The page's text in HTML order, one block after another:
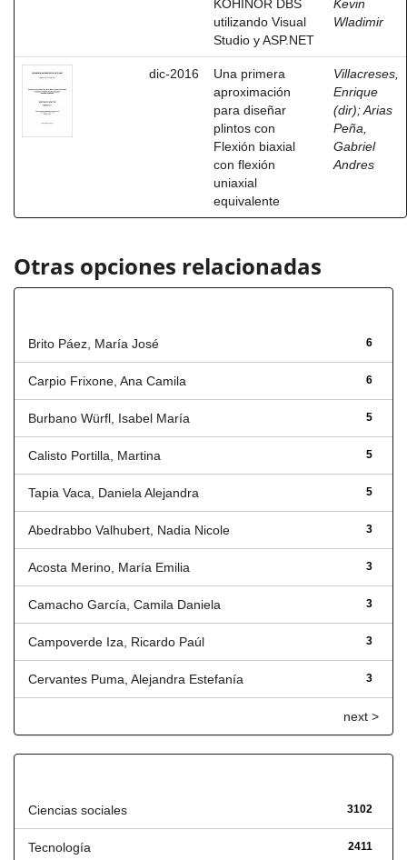
KOHINOR DBS
utilizando Visual
Studio y ASP.NET
Kevin
Wladimir
dic-2016
Una primera
aproximación
para diseñar
plintos con
Flexión biaxial
con flexión
uniaxial
equivalente
Villacreses,
Enrique
(dir);Arias
Peña,
Gabriel
Andres
Otras opciones relacionadas
6
Brito Páez, María José
6
Carpio Frixone, Ana Camila
5
Burbano Würfl, Isabel María
5
Calisto Portilla, Martina
5
Tapia Vaca, Daniela Alejandra
3
Abedrabbo Valhubert, Nadia Nicole
3
Acosta Merino, María Emilia
3
Camacho García, Camila Daniela
3
Campoverde Iza, Ricardo Paúl
3
Cervantes Puma, Alejandra Estefanía
next >
3102
Ciencias sociales
2411
Tecnología